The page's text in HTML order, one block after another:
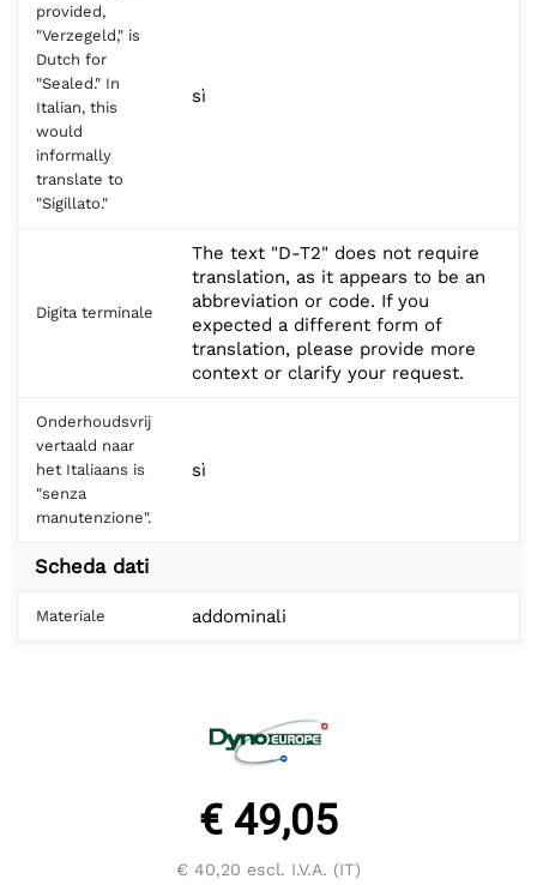
provided,
"Verzegeld," is
Dutch for
"Sealed." In
Italian, this
would
informally
translate to
"Sigillato."
sì
Digita terminale
The text "D-T2" does not require
translation, as it appears to be an
abbreviation or code. If you
expected a different form of
translation, please provide more
context or clarify your request.
Onderhoudsvrij
vertaald naar
het Italiaans is
"senza
manutenzione".
sì
Scheda dati
Materiale addominali
€ 49,05
€ 40,20 escl. I.V.A. (IT)